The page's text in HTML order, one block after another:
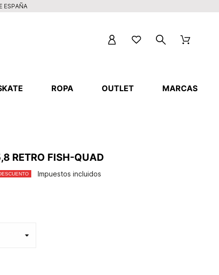
ESPAÑA
ROPA OUTLET MARCAS
RETRO FISH-QUAD
Impuestos incluidos